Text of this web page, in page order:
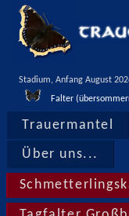
Stadium, Anfang August
Falter
Trauermantel
Über uns...